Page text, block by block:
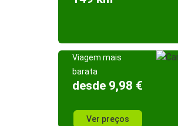
Viagem mais
barata
desde 9,98 €
Ver preços